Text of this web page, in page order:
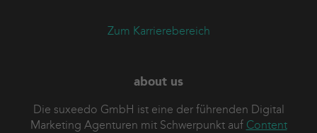
Zum Karrierebereich
about us
Die suxeedo GmbH ist eine der führenden Digital
Marketing Agenturen mit Schwerpunkt auf Content